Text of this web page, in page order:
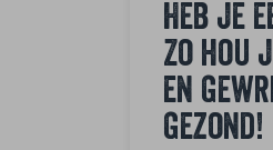
Heb je
Zo hou
en
gezond!